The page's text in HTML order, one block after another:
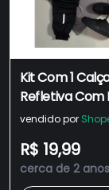
Kit Com 1
Refletiva Com
Laterais E 1
Férias /
Casual
vendido por
R$ 19,99
cerca de 2 anos